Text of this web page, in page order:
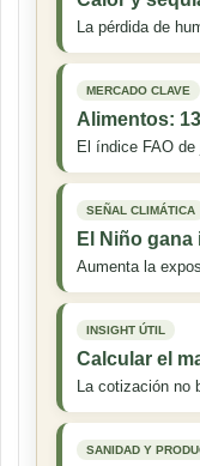
La pérdida de
MERCADO CLAVE
Alimentos:
El índice FAO
SEÑAL CLIMÁTICA
El Niño gana
Aumenta la
INSIGHT ÚTIL
Calcular el
La cotización
SANIDAD Y